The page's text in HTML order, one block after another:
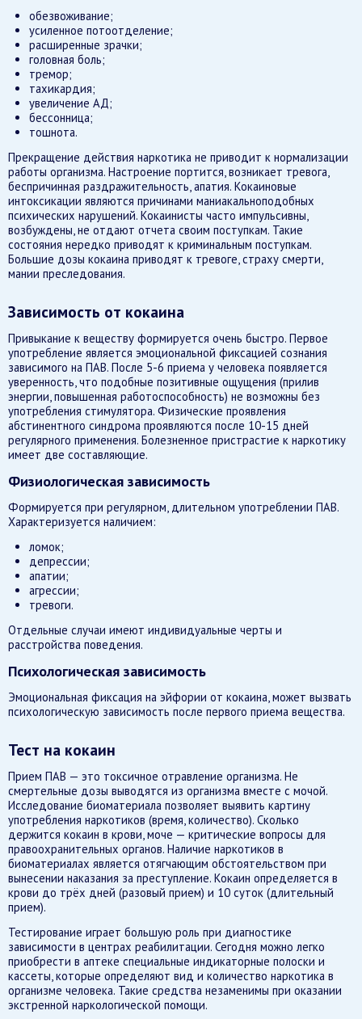
обезвоживание;
усиленное потоотделение;
расширенные зрачки;
головная боль;
тремор;
тахикардия;
увеличение АД;
бессонница;
тошнота.
Прекращение действия наркотика не приводит к нормализации
работы организма. Настроение портится, возникает тревога,
беспричинная раздражительность, апатия. Кокаиновые
интоксикации являются причинами маниакальноподобных
психических нарушений. Кокаинисты часто импульсивны,
возбуждены, не отдают отчета своим поступкам. Такие
состояния нередко приводят к криминальным поступкам.
Большие дозы кокаина приводят к тревоге, страху смерти,
мании преследования.
Зависимость от кокаина
Привыкание к веществу формируется очень быстро. Первое
употребление является эмоциональной фиксацией сознания
зависимого на ПАВ. После 5-6 приема у человека появляется
уверенность, что подобные позитивные ощущения (прилив
энергии, повышенная работоспособность) не возможны без
употребления стимулятора. Физические проявления
абстинентного синдрома проявляются после 10-15 дней
регулярного применения. Болезненное пристрастие к наркотику
имеет две составляющие.
Физиологическая зависимость
Формируется при регулярном, длительном употреблении ПАВ.
Характеризуется наличием:
ломок;
депрессии;
апатии;
агрессии;
тревоги.
Отдельные случаи имеют индивидуальные черты и
расстройства поведения.
Психологическая зависимость
Эмоциональная фиксация на эйфории от кокаина, может вызвать
психологическую зависимость после первого приема вещества.
Тест на кокаин
Прием ПАВ — это токсичное отравление организма. Не
смертельные дозы выводятся из организма вместе с мочой.
Исследование биоматериала позволяет выявить картину
употребления наркотиков (время, количество). Сколько
держится кокаин в крови, моче — критические вопросы для
правоохранительных органов. Наличие наркотиков в
биоматериалах является отягчающим обстоятельством при
вынесении наказания за преступление. Кокаин определяется в
крови до трёх дней (разовый прием) и 10 суток (длительный
прием).
Тестирование играет большую роль при диагностике
зависимости в центрах реабилитации. Сегодня можно легко
приобрести в аптеке специальные индикаторные полоски и
кассеты, которые определяют вид и количество наркотика в
организме человека. Такие средства незаменимы при оказании
экстренной наркологической помощи.